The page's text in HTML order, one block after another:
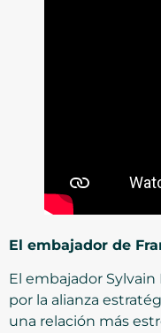
El embajador de
El embajador
por la alianza
una relación más